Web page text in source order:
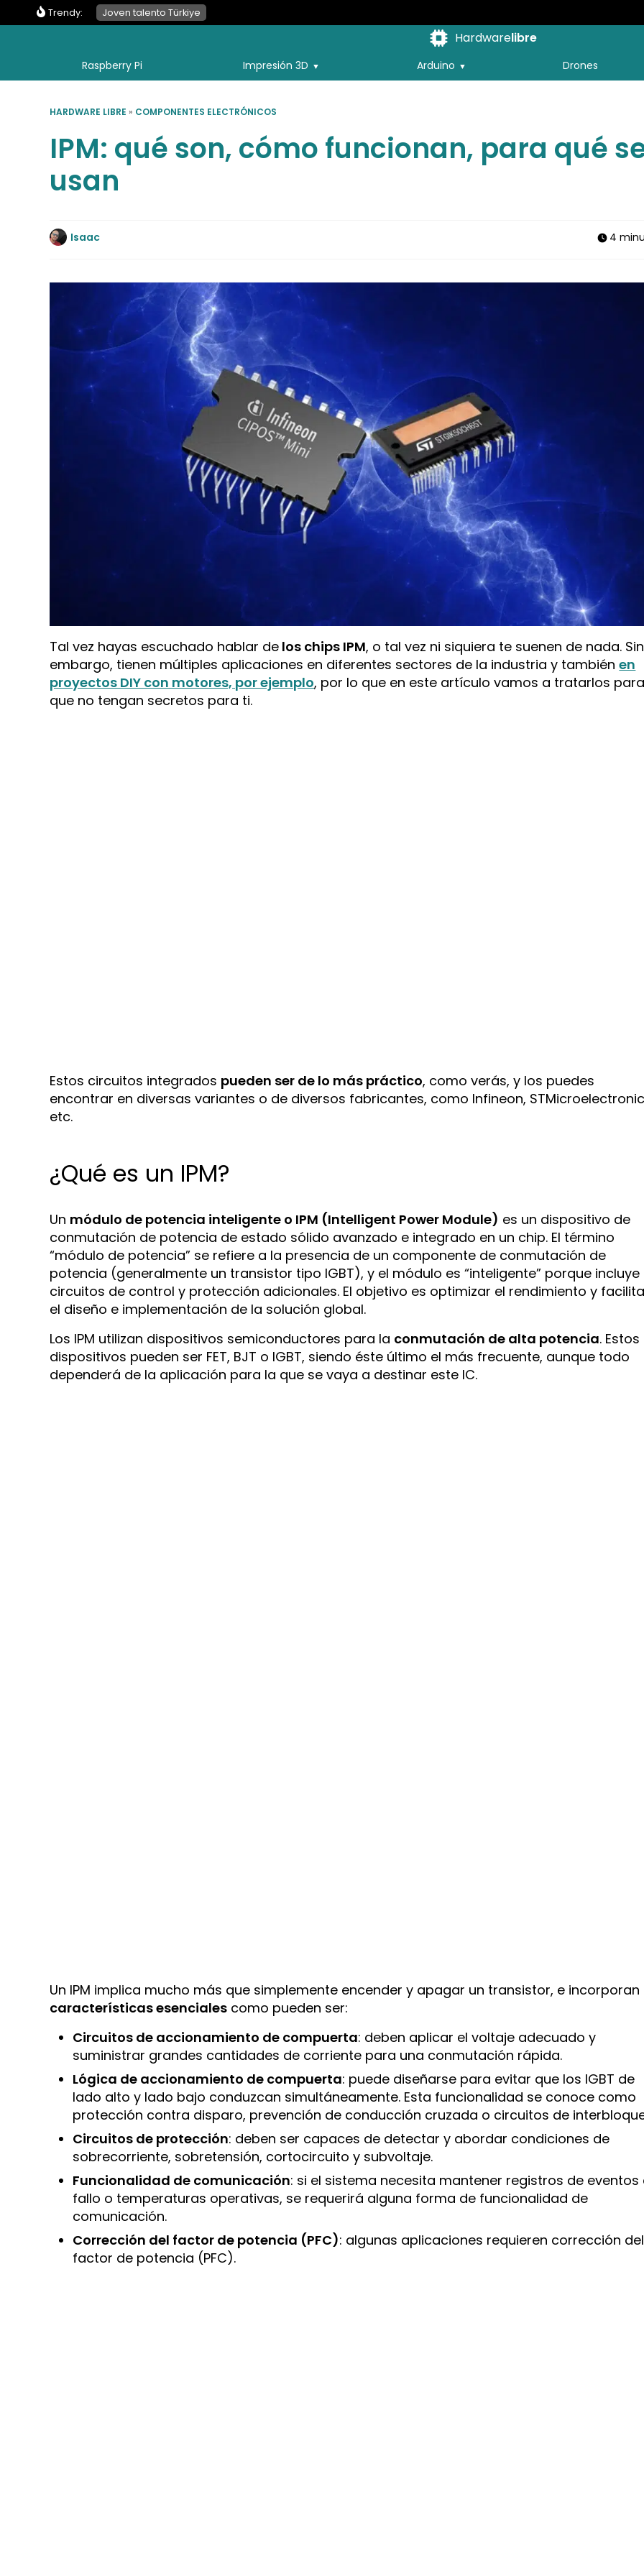
Hardwarelibre
Raspberry Pi Impresión 3D Arduino Drones
Trendy: Joven talento Türkiye
HARDWARE LIBRE » COMPONENTES ELECTRÓNICOS
IPM: qué son, cómo funcionan, para qué
usan
Isaac 4
Tal vez hayas escuchado hablar de los chips IPM, o tal vez ni siquiera te suenen de nada. Sin
embargo, tienen múltiples aplicaciones en diferentes sectores de la industria y tambiénen
proyectos DIY con motores, por ejemplo, por lo que en este artículo vamos a tratarlos
que no tengan secretos para ti.
Estos circuitos integrados pueden ser de lo más práctico, como verás, y los puedes
encontrar en diversas variantes o de diversos fabricantes, como Infineon,
etc.
¿Qué es un IPM?
Un módulo de potencia inteligente o IPM (Intelligent Power Module) es un dispositivo de
conmutación de potencia de estado sólido avanzado e integrado en un chip. El término
“módulo de potencia” se refiere a la presencia de un componente de conmutación de
potencia (generalmente un transistor tipo IGBT), y el módulo es “inteligente” porque incluye
circuitos de control y protección adicionales. El objetivo es optimizar el rendimiento y
el diseño e implementación de la solución global.
Los IPM utilizan dispositivos semiconductores para la conmutación de alta potencia. Estos
dispositivos pueden ser FET, BJT o IGBT, siendo éste último el más frecuente, aunque todo
dependerá de la aplicación para la que se vaya a destinar este IC.
Un IPM implica mucho más que simplemente encender y apagar un transistor, e incorporan
características esenciales como pueden ser:
Circuitos de accionamiento de compuerta: deben aplicar el voltaje adecuado y
suministrar grandes cantidades de corriente para una conmutación rápida.
Lógica de accionamiento de compuerta: puede diseñarse para evitar que los IGBT de
lado alto y lado bajo conduzcan simultáneamente. Esta funcionalidad se conoce como
protección contra disparo, prevención de conducción cruzada o circuitos de
Circuitos de protección: deben ser capaces de detectar y abordar condiciones de
sobrecorriente, sobretensión, cortocircuito y subvoltaje.
Funcionalidad de comunicación: si el sistema necesita mantener registros de eventos
fallo o temperaturas operativas, se requerirá alguna forma de funcionalidad de
comunicación.
Corrección del factor de potencia (PFC): algunas aplicaciones requieren corrección del
factor de potencia (PFC).